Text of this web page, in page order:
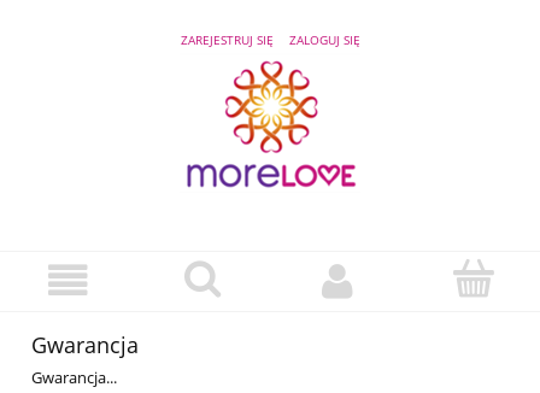
ZAREJESTRUJ SIĘ ZALOGUJ SIĘ
Gwarancja
Gwarancja...